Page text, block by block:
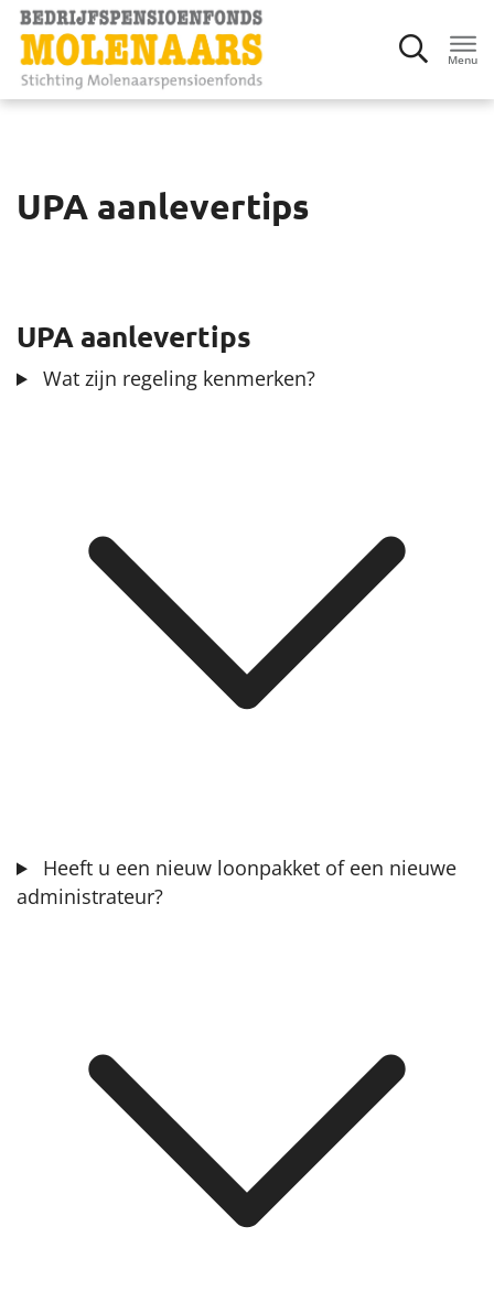
Menu
Deelnemers
Mijn bedrijf
Gegevens aanleveren
Contact
Over het pensioenfonds
Nieuwe pensioenregeling
UPA aanlevertips
UPA aanlevertips
Wat zijn regeling kenmerken?
Heeft u een nieuw loonpakket of een nieuwe
administrateur?